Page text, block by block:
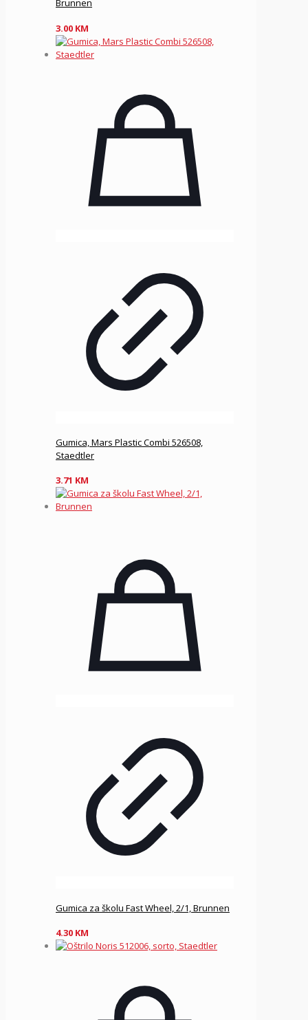
Brunnen
3.00 KM
Gumica, Mars Plastic Combi 526508,
Staedtler
3.71 KM
Gumica za školu Fast Wheel, 2/1, Brunnen
4.30 KM